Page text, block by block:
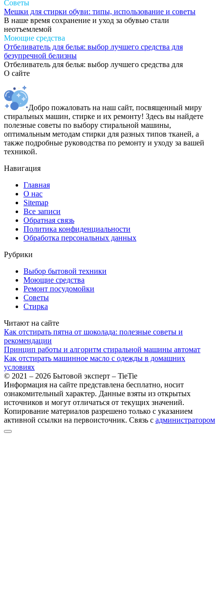
Советы
Мешки для стирки обуви: типы, использование и советы
В наше время сохранение и уход за обувью стали
неотъемлемой
Моющие средства
Отбеливатель для белья: выбор лучшего средства для
безупречной белизны
Отбеливатель для белья: выбор лучшего средства для
О сайте
Добро пожаловать на наш сайт, посвященный миру
стиральных машин, стирке и их ремонту! Здесь вы найдете
полезные советы по выбору стиральной машины,
оптимальным методам стирки для разных типов тканей, а
также подробные руководства по ремонту и уходу за вашей
техникой.
Навигация
Главная
О нас
Sitemap
Все записи
Обратная связь
Политика конфиденциальности
Обработка персональных данных
Рубрики
Выбор бытовой техники
Моющие средства
Ремонт посудомойки
Советы
Стирка
Читают на сайте
Как отстирать пятна от шоколада: полезные советы и
рекомендации
Принцип работы и алгоритм стиральной машины автомат
Как отстирать машинное масло с одежды в домашних
условиях
© 2021 – 2026 Бытовой эксперт – TieTie
Информация на сайте представлена бесплатно, носит
ознакомительный характер. Данные взяты из открытых
источников и могут отличаться от текущих значений.
Копирование материалов разрешено только с указанием
активной ссылки на первоисточник. Cвязь с администратором